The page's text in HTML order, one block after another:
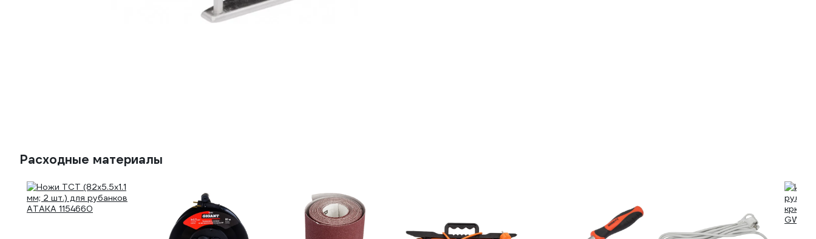
Расходные материалы